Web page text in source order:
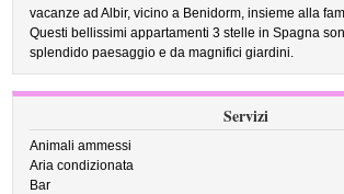
vacanze ad Albir, vicino a Benidorm, insieme alla
Questi bellissimi appartamenti 3 stelle in Spagna
splendido paesaggio e da magnifici giardini.
Servizi
Animali ammessi
Aria condizionata
Bar